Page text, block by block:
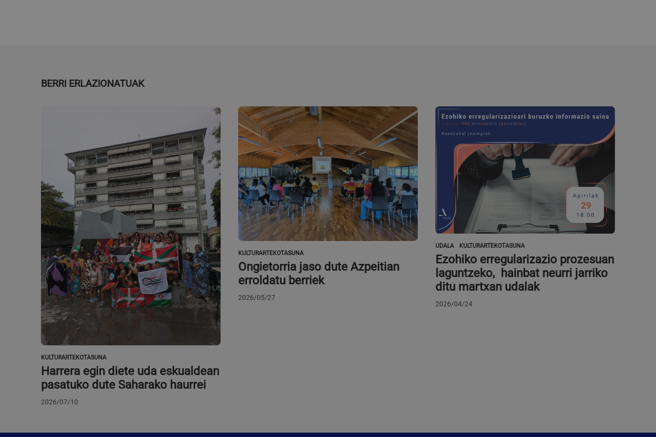
BERRI ERLAZIONATUAK
KULTURARTEKOTASUNA
Harrera egin diete uda eskualdean
pasatuko dute Saharako haurrei
2026/07/10
KULTURARTEKOTASUNA
Ongietorria jaso dute Azpeitian
erroldatu berriek
2026/05/27
UDALA KULTURARTEKOTASUNA
Ezohiko erregularizazio prozesuan
laguntzeko, hainbat neurri jarriko
ditu martxan udalak
2026/04/24